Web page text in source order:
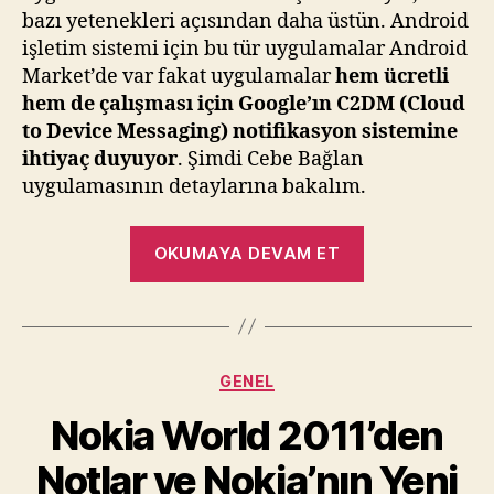
bazı yetenekleri açısından daha üstün. Android
işletim sistemi için bu tür uygulamalar Android
Market’de var fakat uygulamalarhem ücretli
hem de çalışması için Google’ın C2DM (Cloud
to Device Messaging) notifikasyon sistemine
ihtiyaçduyuyor. Şimdi Cebe Bağlan
uygulamasının detaylarına bakalım.
OKUMAYA DEVAM ET
Uygulamalar
:
Turkcell
Cebe
Kategoriler
GENEL
Nokia World 2011’den
Notlar ve Nokia’nın Yeni